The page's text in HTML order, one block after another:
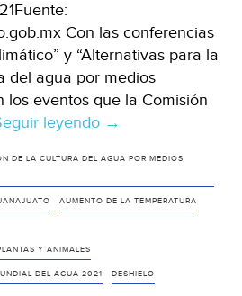
Con las conferencias
y “Alternativas para la
del agua por medios
los eventos que la Comisión
leyendo Concluyen
en
la
conmemoración
→
DE LA CULTURA DEL AGUA POR MEDIOS
AUMENTO DE LA TEMPERATURA
Y ANIMALES
DEL AGUA 2021 DESHIELO